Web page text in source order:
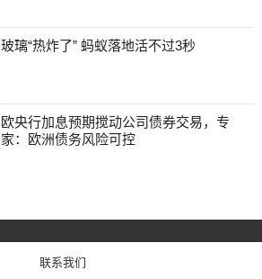
玻璃“热炸了” 蚂蚁落地活不过3秒
欧央行加息预期搅动公司债券交易，专
家：欧洲债务风险可控
联系我们